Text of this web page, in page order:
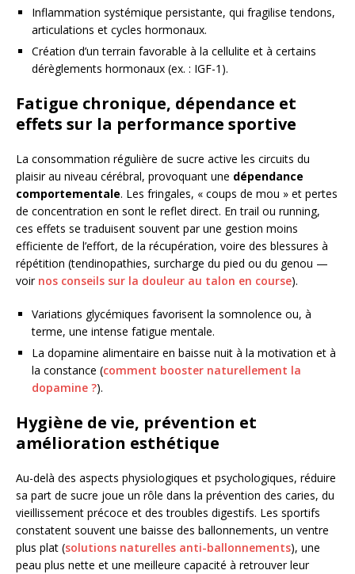
Inflammation systémique persistante, qui fragilise tendons,
articulations et cycles hormonaux.
Création d’un terrain favorable à la cellulite et à certains
dérèglements hormonaux (ex. : IGF-1).
Fatigue chronique, dépendance et
effets sur la performance sportive
La consommation régulière de sucre active les circuits du
plaisir au niveau cérébral, provoquant une dépendance
comportementale. Les fringales, « coups de mou » et pertes
de concentration en sont le reflet direct. En trail ou running,
ces effets se traduisent souvent par une gestion moins
efficiente de l’effort, de la récupération, voire des blessures à
répétition (tendinopathies, surcharge du pied ou du genou —
voir nos conseils sur la douleur au talon en course).
Variations glycémiques favorisent la somnolence ou, à
terme, une intense fatigue mentale.
La dopamine alimentaire en baisse nuit à la motivation et à
la constance (comment booster naturellement la
dopamine ?).
Hygiène de vie, prévention et
amélioration esthétique
Au-delà des aspects physiologiques et psychologiques, réduire
sa part de sucre joue un rôle dans la prévention des caries, du
vieillissement précoce et des troubles digestifs. Les sportifs
constatent souvent une baisse des ballonnements, un ventre
plus plat (solutions naturelles anti-ballonnements), une
peau plus nette et une meilleure capacité à retrouver leur